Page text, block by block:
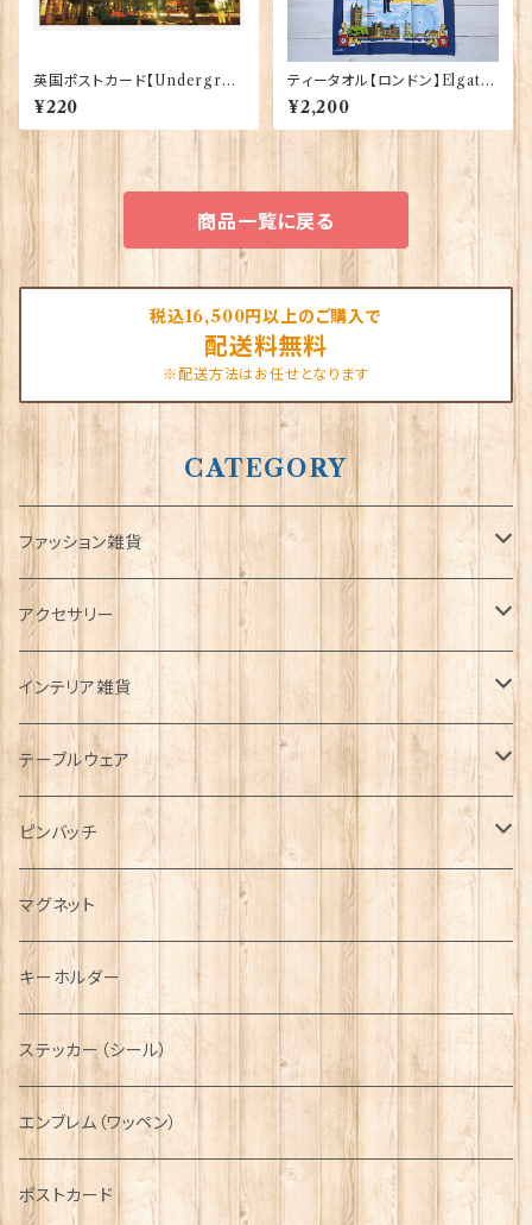
英国ポストカード【Undergrou
nd - London】Jadges 90339
-09
¥220
ティータオル【ロンドン】Elgate
Products 50001-W(20102)
¥2,200
商品一覧に戻る
税込16,500円以上のご購入で
配送料無料
※配送方法はお任せとなります
CATEGORY
ファッション雑貨
タータンネクタイ
帽子
キャップ
ハンチング帽
キャスケット
ディアストーカー
ニット帽
Tシャツ
マフラー
タータン【Bronte by Moon】
タータン【Glencroft】
ボタンラップマフラー【Aran Traditions】
サッシュ
スカーフ
ファッションマスク
アクセサリー
ORTAK
ブローチ
ペンダント
チャーム
その他のアクセサリー
インテリア雑貨
インテリア置物
ラブスプーン
ラブスプーン【SION LLEWELLYN】
ラブスプーン【PAUL CURTIS】
ファブリック
テーブルウェア
ティータオル
ペーパーナプキン
ティーコジー
その他テーブルウェア
ピンバッチ
ジェネラルデザイン
乗り物
動物＆植物
国旗＆紋章
音楽＆楽器
ミリタリー
NAVY
AIRFORCE
ARMY
ピューター
マグネット
キーホルダー
ステッカー（シール）
エンブレム（ワッペン）
ポストカード